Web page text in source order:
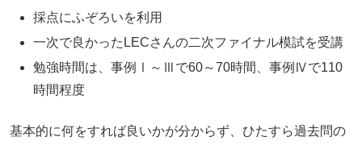
採点にふぞろいを利用
一次で良かったLECさんの二次ファイナル模試を受講
勉強時間は、事例Ⅰ～Ⅲで60～70時間、事例Ⅳで110
時間程度
基本的に何をすれば良いかが分からず、ひたすら過去問の